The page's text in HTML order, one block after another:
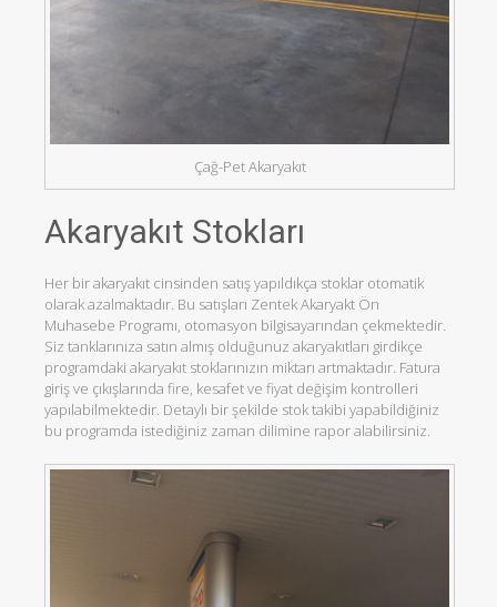
Çağ-Pet Akaryakıt
Akaryakıt Stokları
Her bir akaryakıt cinsinden satış yapıldıkça stoklar otomatik
olarak azalmaktadır. Bu satışları Zentek Akaryakt Ön
Muhasebe Programı, otomasyon bilgisayarından çekmektedir.
Siz tanklarınıza satın almış olduğunuz akaryakıtları girdikçe
programdaki akaryakıt stoklarınızın miktarı artmaktadır. Fatura
giriş ve çıkışlarında fire, kesafet ve fiyat değişim kontrolleri
yapılabilmektedir. Detaylı bir şekilde stok takibi yapabildiğiniz
bu programda istediğiniz zaman dilimine rapor alabilirsiniz.